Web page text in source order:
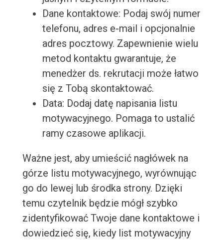
Dane kontaktowe: Podaj swój numer
telefonu, adres e-mail i opcjonalnie
adres pocztowy. Zapewnienie wielu
metod kontaktu gwarantuje, że
menedżer ds. rekrutacji może łatwo
się z Tobą skontaktować.
Data: Dodaj datę napisania listu
motywacyjnego. Pomaga to ustalić
ramy czasowe aplikacji.
Ważne jest, aby umieścić nagłówek na
górze listu motywacyjnego, wyrównując
go do lewej lub środka strony. Dzięki
temu czytelnik będzie mógł szybko
zidentyfikować Twoje dane kontaktowe i
dowiedzieć się, kiedy list motywacyjny